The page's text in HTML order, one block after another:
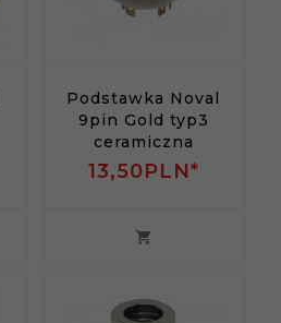
Podstawka Noval
9pin Gold typ3
ceramiczna
13,50PLN*